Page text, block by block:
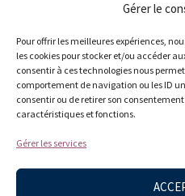
Gérer le
Pour offrir les meilleures expériences,
les cookies pour stocker et/ou accéder
consentir à ces technologies nous
comportement de navigation ou les ID
consentir ou de retirer son
caractéristiques et fonctions.
Gérer les services
Accueil